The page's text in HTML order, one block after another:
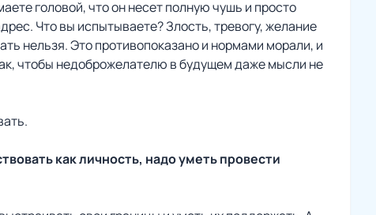
головой, что он несет полную чушь и просто
Что вы испытываете? Злость, тревогу, желание
нельзя. Это противопоказано и нормами морали, и
чтобы недоброжелателю в будущем даже мысли не
как личность, надо уметь провести